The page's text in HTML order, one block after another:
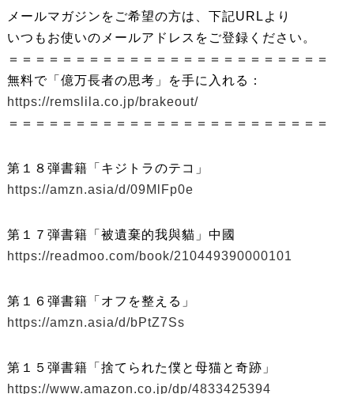
メールマガジンをご希望の方は、下記URLより
いつもお使いのメールアドレスをご登録ください。
＝＝＝＝＝＝＝＝＝＝＝＝＝＝＝＝＝＝＝＝＝＝＝＝
無料で「億万長者の思考」を手に入れる：
https://remslila.co.jp/brakeout/
＝＝＝＝＝＝＝＝＝＝＝＝＝＝＝＝＝＝＝＝＝＝＝＝
第１８弾書籍「キジトラのテコ」
https://amzn.asia/d/09MlFp0e
第１７弾書籍「被遺棄的我與貓」中國
https://readmoo.com/book/210449390000101
第１６弾書籍「オフを整える」
https://amzn.asia/d/bPtZ7Ss
第１５弾書籍「捨てられた僕と母猫と奇跡」
https://www.amazon.co.jp/dp/4833425394